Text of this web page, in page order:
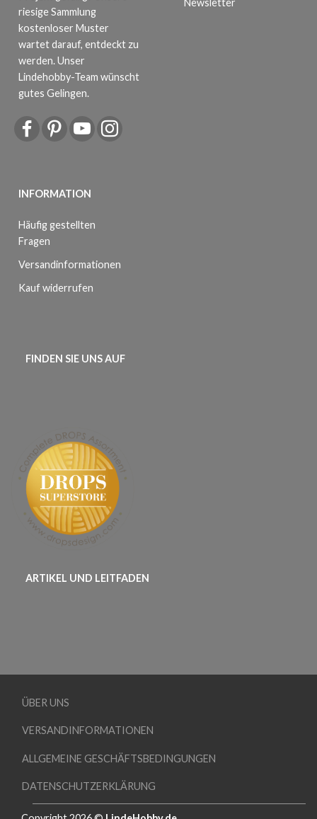
riesige Sammlung
kostenloser Muster
wartet darauf, entdeckt zu
werden. Unser
Lindehobby-Team wünscht
gutes Gelingen.
INFORMATION
Häufig gestellten
Fragen
Versandinformationen
Kauf widerrufen
Newsletter
FINDEN SIE UNS AUF
ARTIKEL UND LEITFADEN
ÜBER UNS
VERSANDINFORMATIONEN
ALLGEMEINE GESCHÄFTSBEDINGUNGEN
DATENSCHUTZERKLÄRUNG